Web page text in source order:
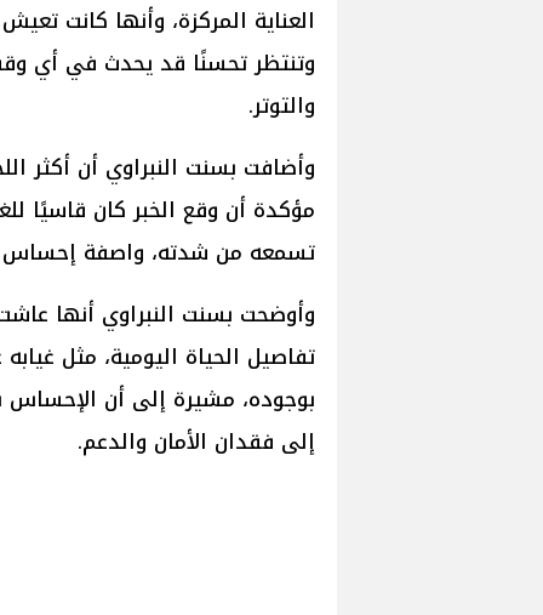
العناية المركزة، وأنها كانت
وتنتظر تحسنًا قد يحدث في أي
والتوتر.
وأضافت بسنت النبراوي أن أكثر
مؤكدة أن وقع الخبر كان قاسيًا
تسمعه من شدته، واصفة إحساس
وأوضحت بسنت النبراوي أنها
تفاصيل الحياة اليومية، مثل
بوجوده، مشيرة إلى أن الإحساس
إلى فقدان الأمان والدعم.